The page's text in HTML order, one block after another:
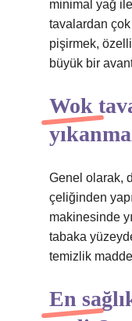
minimal yağ
tavalardan
pişirmek,
büyük bir
Wok
Genel olarak,
çeliğinden
makinesinde
tabaka
temizlik
En